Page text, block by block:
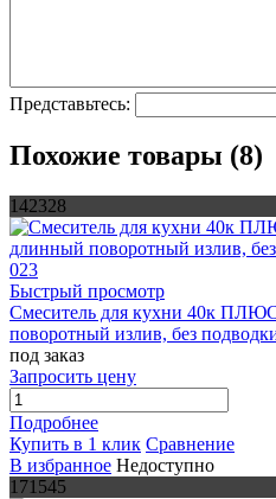
Представьтесь:
Похожие товары (8)
142328
Быстрый просмотр
Смеситель для кухни 40к
поворотный излив, без
под заказ
Запросить цену
Подробнее
Купить в 1 клик Сравнение
В избранное Недоступно
171545